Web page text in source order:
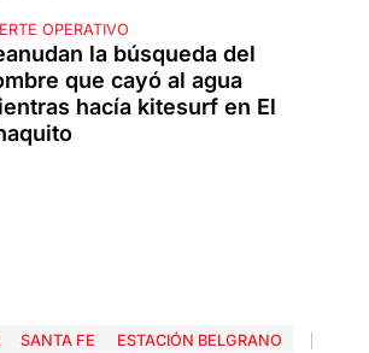
OPERATIVO
la búsqueda del
que cayó al agua
hacía kitesurf en El
SANTA FE
ESTACIÓN BELGRANO